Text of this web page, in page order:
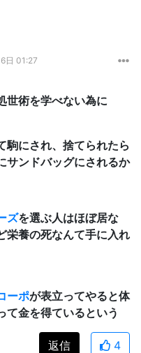
日 01:27
世術を学べない為に
駒にされ、捨てられたら
サンドバッグにされるか
ズを選ぶ人はほぼ居な
栄養の死なんて手に入れ
ーポが表立ってやると体
て金を得ているという
返信 4